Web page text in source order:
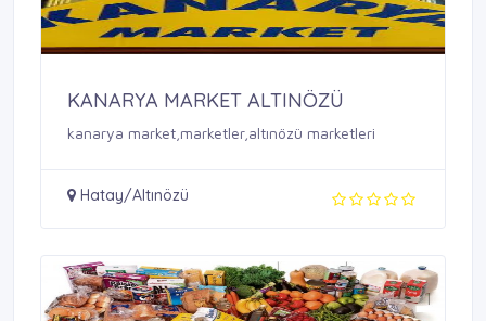
KANARYA MARKET ALTINÖZÜ
kanarya market,marketler,altınözü marketleri
Hatay/Altınözü